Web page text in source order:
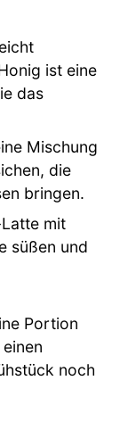
ist eine
das
Mischung
die
bringen.
mit
süßen und
Portion
noch